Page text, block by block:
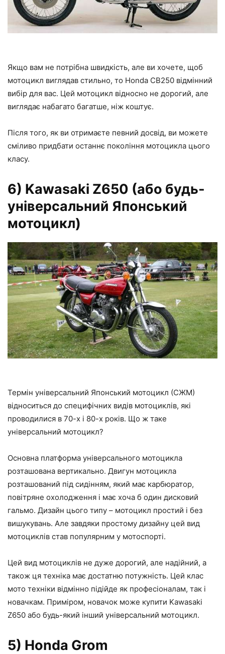
Якщо вам не потрібна швидкість, але ви хочете, щоб
мотоцикл виглядав стильно, то Honda CB250 відмінний
вибір для вас. Цей мотоцикл відносно не дорогий, але
виглядає набагато багатше, ніж коштує.
Після того, як ви отримаєте певний досвід, ви можете
сміливо придбати останнє покоління мотоцикла цього
класу.
6) Kawasaki Z650 (або будь-
універсальний Японський
мотоцикл)
Термін універсальний Японський мотоцикл (СЖМ)
відноситься до специфічних видів мотоциклів, які
проводилися в 70-х і 80-х років. Що ж таке
універсальний мотоцикл?
Основна платформа універсального мотоцикла
розташована вертикально. Двигун мотоцикла
розташований під сидінням, який має карбюратор,
повітряне охолодження і має хоча б один дисковий
гальмо. Дизайн цього типу – мотоцикл простий і без
вишукувань. Але завдяки простому дизайну цей вид
мотоциклів став популярним у мотоспорті.
Цей вид мотоциклів не дуже дорогий, але надійний, а
також ця техніка має достатню потужність. Цей клас
мото техніки відмінно підійде як професіоналам, так і
новачкам. Приміром, новачок може купити Kawasaki
Z650 або будь-який інший універсальний мотоцикл.
5) Honda Grom